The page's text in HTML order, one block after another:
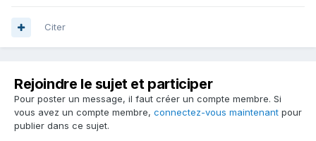
Citer
Rejoindre le sujet et participer
Pour poster un message, il faut créer un compte membre. Si
vous avez un compte membre, connectez-vous maintenant pour
publier dans ce sujet.